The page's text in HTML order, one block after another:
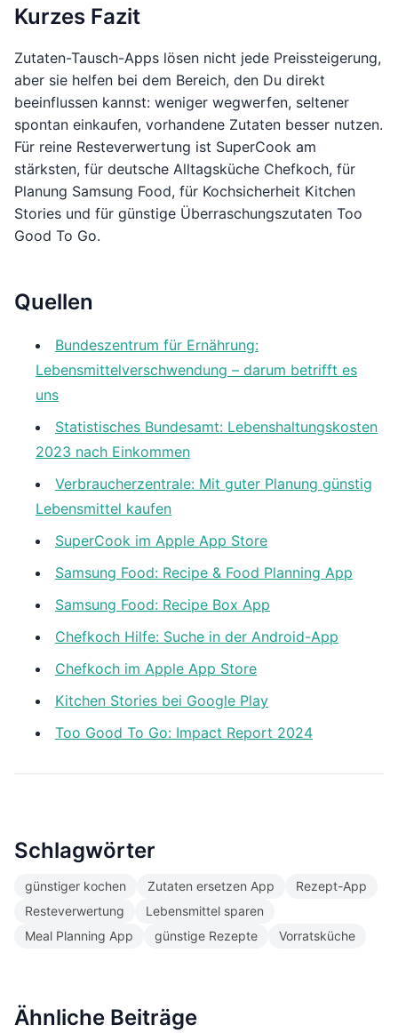
Kurzes Fazit
Zutaten-Tausch-Apps lösen nicht jede Preissteigerung,
aber sie helfen bei dem Bereich, den Du direkt
beeinflussen kannst: weniger wegwerfen, seltener
spontan einkaufen, vorhandene Zutaten besser nutzen.
Für reine Resteverwertung ist SuperCook am
stärksten, für deutsche Alltagsküche Chefkoch, für
Planung Samsung Food, für Kochsicherheit Kitchen
Stories und für günstige Überraschungszutaten Too
Good To Go.
Quellen
Bundeszentrum für Ernährung:
Lebensmittelverschwendung – darum betrifft es
uns
Statistisches Bundesamt: Lebenshaltungskosten
2023 nach Einkommen
Verbraucherzentrale: Mit guter Planung günstig
Lebensmittel kaufen
SuperCook im Apple App Store
Samsung Food: Recipe & Food Planning App
Samsung Food: Recipe Box App
Chefkoch Hilfe: Suche in der Android-App
Chefkoch im Apple App Store
Kitchen Stories bei Google Play
Too Good To Go: Impact Report 2024
Schlagwörter
günstiger kochen Zutaten ersetzen App
Rezept-App
Resteverwertung
Lebensmittel sparen
Meal Planning App
günstige Rezepte Vorratsküche
Ähnliche Beiträge